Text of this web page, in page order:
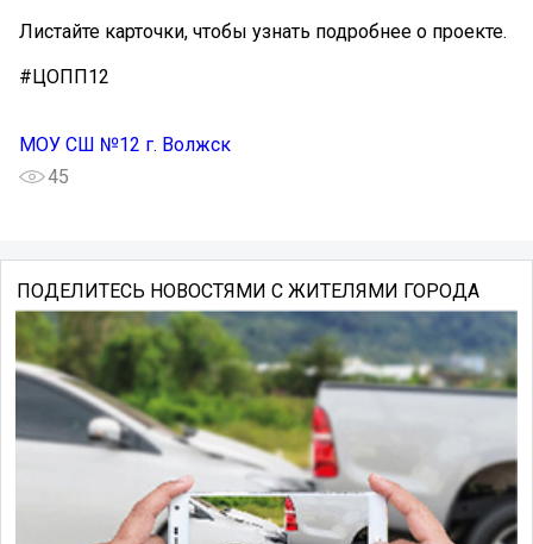
Листайте карточки, чтобы узнать подробнее о проекте.
#ЦОПП12
МОУ СШ №12 г. Волжск
45
ПОДЕЛИТЕСЬ НОВОСТЯМИ С ЖИТЕЛЯМИ ГОРОДА